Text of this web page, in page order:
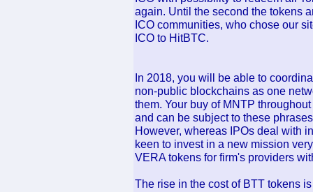
again. Until the second the tokens
ICO communities, who chose our
ICO to HitBTC.
In 2018, you will be able to
non-public blockchains as one
them. Your buy of MNTP
and can be subject to these
However, whereas IPOs deal with
keen to invest in a new mission
VERA tokens for firm's providers
The rise in the cost of BTT tokens